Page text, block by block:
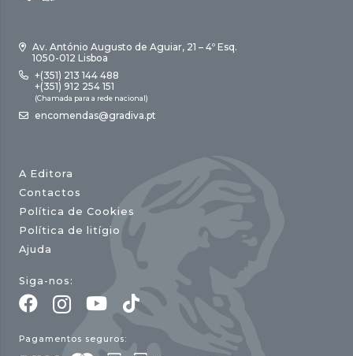
Av. António Augusto de Aguiar, 21 – 4º Esq.
1050-012 Lisboa
+(351) 213 144 488
+(351) 912 254 151
(Chamada para a rede nacional)
encomendas@gradiva.pt
A Editora
Contactos
Política de Cookies
Política de litígio
Ajuda
Siga-nos:
Pagamentos seguros: